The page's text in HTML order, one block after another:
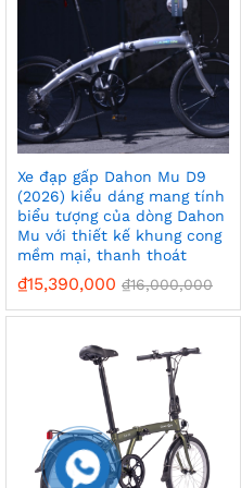
Xe đạp gấp Dahon Mu D9
(2026) kiểu dáng mang tính
biểu tượng của dòng Dahon
Mu với thiết kế khung cong
mềm mại, thanh thoát
₫15,390,000 ₫16,000,000